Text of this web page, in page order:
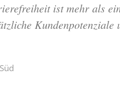
ist mehr als
Kundenpotenziale